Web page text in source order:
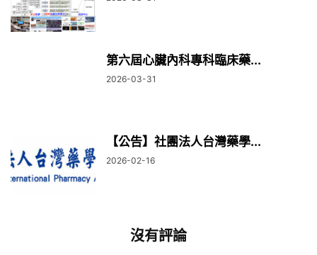
第六屆心臟內科專科臨床藥...
2026-03-31
【公告】社團法人台灣藥學...
2026-02-16
沒有評論